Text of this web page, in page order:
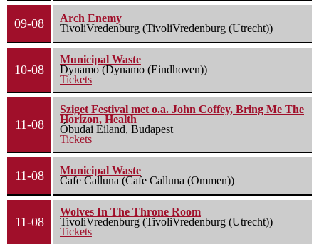
09-08
Arch Enemy
TivoliVredenburg (TivoliVredenburg (Utrecht))
10-08
Municipal Waste
Dynamo (Dynamo (Eindhoven))
Tickets
11-08
Sziget Festival met o.a. John Coffey, Bring Me The
Horizon, Health
Óbudai Eiland, Budapest
Tickets
11-08
Municipal Waste
Cafe Calluna (Cafe Calluna (Ommen))
11-08
Wolves In The Throne Room
TivoliVredenburg (TivoliVredenburg (Utrecht))
Tickets